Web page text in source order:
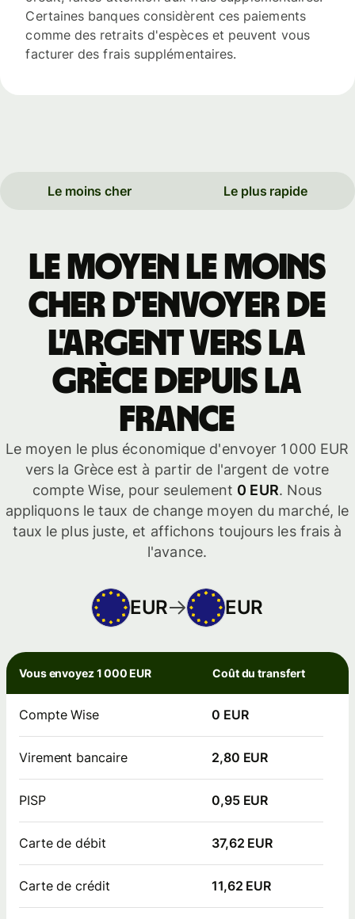
Certaines banques considèrent ces paiements
comme des retraits d'espèces et peuvent vous
facturer des frais supplémentaires.
Le moins cher Le plus rapide
Le moyen le moins
cher d'envoyer de
l'argent vers la
Grèce depuis la
France
Le moyen le plus économique d'envoyer 1 000 EUR
vers la Grèce est à partir de l'argent de votre
compte Wise, pour seulement 0 EUR. Nous
appliquons le taux de change moyen du marché, le
taux le plus juste, et affichons toujours les frais à
l'avance.
EUR EUR
Vous envoyez 1 000 EUR Coût du transfert
Compte Wise 0 EUR
Virement bancaire 2,80 EUR
PISP 0,95 EUR
Carte de débit 37,62 EUR
Carte de crédit 11,62 EUR